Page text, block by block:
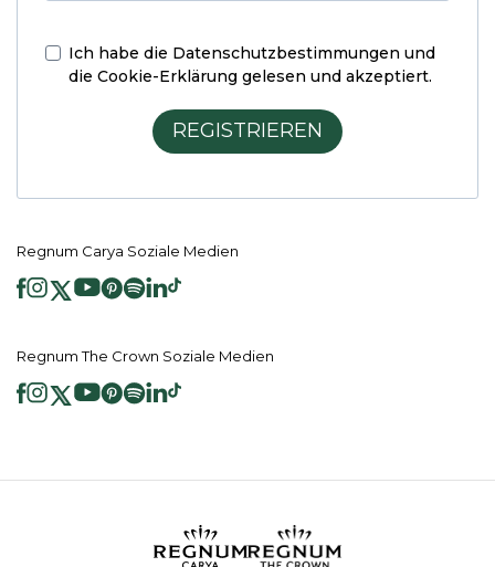
Ich habe die Datenschutzbestimmungen und
die Cookie-Erklärung gelesen und akzeptiert.
REGISTRIEREN
Regnum Carya Soziale Medien
Regnum The Crown Soziale Medien